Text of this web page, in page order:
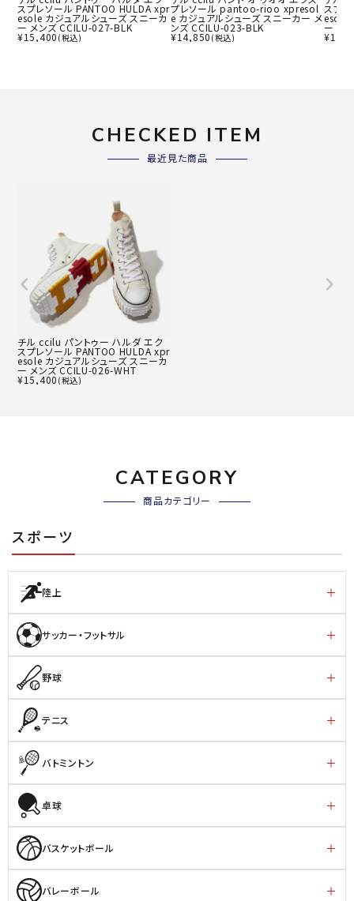
スプレソール PANTOO HULDA xpr
esole カジュアルシューズ スニーカ
ー メンズ CCILU-027-BLK
¥15,400 (税込)
プレソール pantoo-rioo xpresol
e カジュアルシューズ スニーカー メ
ンズ CCILU-023-BLK
¥14,850 (税込)
スプ
esole
ー ウ
¥
CHECKED ITEM
最近見た商品
チル ccilu パントゥー ハルダ エク
スプレソール PANTOO HULDA xpr
esole カジュアルシューズ スニーカ
ー メンズ CCILU-026-WHT
¥15,400 (税込)
CATEGORY
商品カテゴリー
スポーツ
陸上
サッカー・フットサル
野球
テニス
バトミントン
卓球
バスケットボール
バレーボール